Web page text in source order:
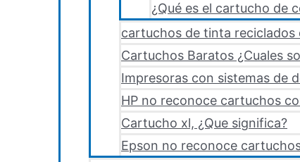
¿Qué es el cartucho de
cartuchos de tinta reciclados
Cartuchos Baratos ¿Cuales
Impresoras con sistemas de
HP no reconoce cartuchos
Cartucho xl, ¿Que significa?
Epson no reconoce